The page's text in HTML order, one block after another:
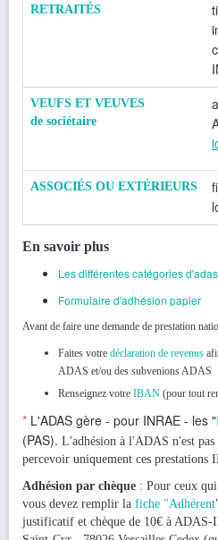
RETRAITÉS
VEUFS ET VEUVES
de sociétaire
ASSOCIÉS OU EXTÉRIEURS
En savoir plus
Les différentes catégories
Formulaire d'adhésion papier
Avant de faire une demande de prestation
Faites votre déclaration de revenus
ADAS et/ou des subvenions ADAS
Renseignez votre IBAN (pour tout
* L'ADAS gère - pour INRAE - les "
(PAS). L'adhésion à l'ADAS n'est
percevoir uniquement ces prestations
Adhésion par chèque : Pour ceux
vous devez remplir la fiche "Adhérent
justificatif et chèque de 10€ à ADAS-